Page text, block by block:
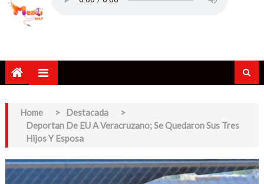
Home > Destacada
>
Deportan De EU A Veracruzano; Se Quedaron Sus Tres
Hijos Y Esposa